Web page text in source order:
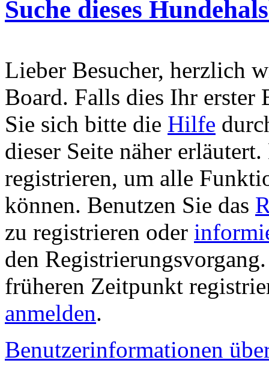
Suche dieses
Lieber Besucher, herzlich
Board. Falls dies Ihr erster
Sie sich bitte die Hilfe
dieser Seite näher
registrieren, um alle
können. Benutzen Sie das
zu registrieren oder
den
früheren Zeitpunkt
anmelden.
Benutzerinformationen